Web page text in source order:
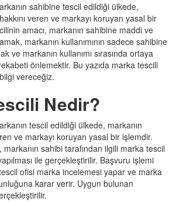
sahibine tescil edildiği ülkede,
veren ve markayı koruyan yasal bir
amacı, markanın sahibine maddi ve
markanın kullanımının sadece sahibine
ve markanın kullanımı sırasında ortaya
önlemektir. Bu yazıda marka tescili
vereceğiz.
Nedir?
tescil edildiği ülkede, markanın
ve markayı koruyan yasal bir işlemdir.
sahibi tarafından ilgili marka tescil
ile gerçekleştirilir. Başvuru işlemi
ofisi marka incelemesi yapar ve marka
karar verir. Uygun bulunan